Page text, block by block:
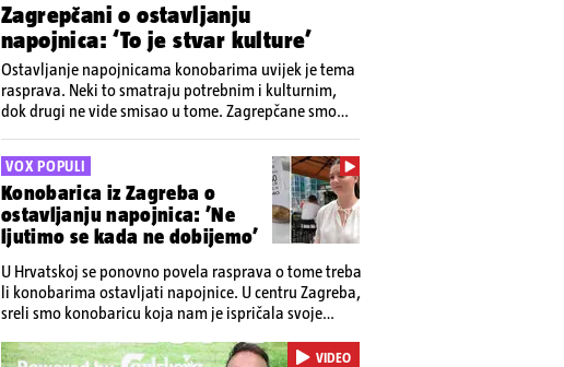
Zagrepčani o ostavljanju
napojnica: ‘To je stvar kulture’
Ostavljanje napojnicama konobarima uvijek je tema
rasprava. Neki to smatraju potrebnim i kulturnim,
dok drugi ne vide smisao u tome. Zagrepčane smo
napojnica
VOX POPULI
Konobarica iz Zagreba o
ostavljanju napojnica: ’Ne
ljutimo se kada ne dobijemo’
U Hrvatskoj se ponovno povela rasprava o tome treba
li konobarima ostavljati napojnice. U centru Zagreba,
sreli smo konobaricu koja nam je ispričala svoje
napojnice?
VIDEO